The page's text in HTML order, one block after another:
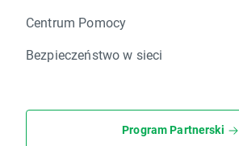
Centrum Pomocy
Bezpieczeństwo w sieci
Program Partnerski